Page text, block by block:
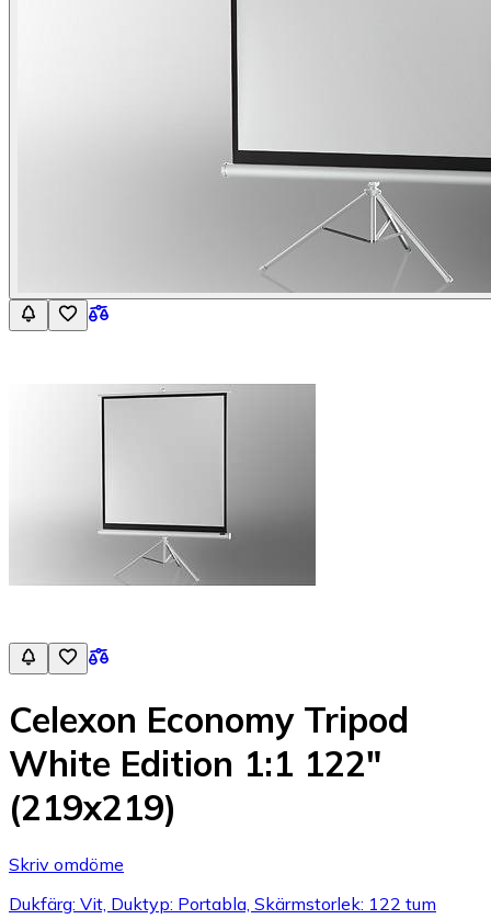
Celexon Economy Tripod
White Edition 1:1 122"
(219x219)
Skriv omdöme
Dukfärg: Vit, Duktyp: Portabla, Skärmstorlek: 122 tum